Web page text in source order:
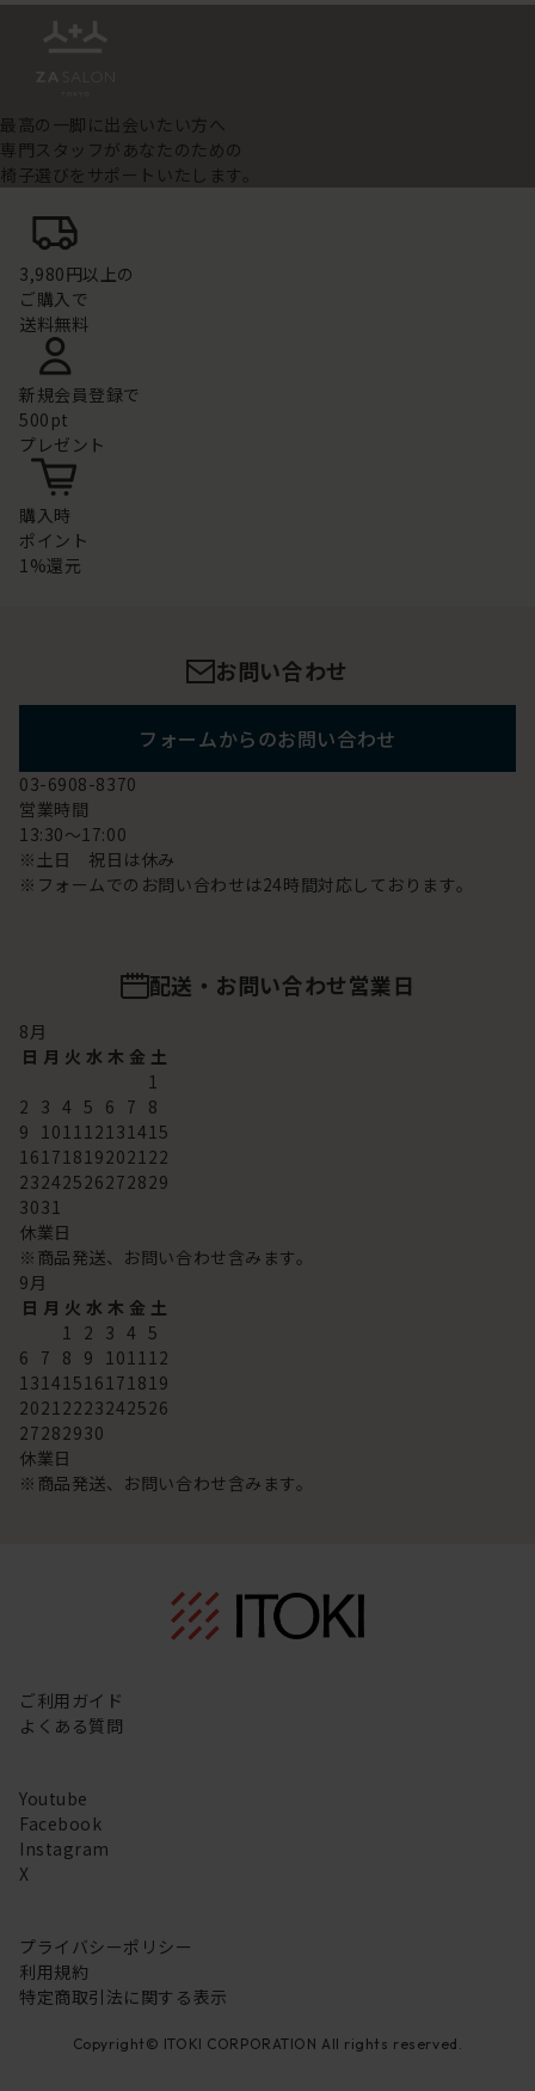
最高の一脚に出会いたい方へ
専門スタッフがあなたのための
椅子選びをサポートいたします。
3,980円以上の
ご購入で
送料無料
新規会員登録で
500pt
プレゼント
購入時
ポイント
1%還元
お問い合わせ
フォームからのお問い合わせ
03-6908-8370
営業時間
13:30～17:00
※土日 祝日は休み
※フォームでのお問い合わせは24時間対応しております。
配送・お問い合わせ営業日
8月
日 月 火 水 木 金 土
1
2 3 4 5 6 7 8
9 101112131415
16171819202122
23242526272829
3031
休業日
※商品発送、お問い合わせ含みます。
9月
日 月 火 水 木 金 土
1 2 3 4 5
6 7 8 9 101112
13141516171819
20212223242526
27282930
休業日
※商品発送、お問い合わせ含みます。
ご利用ガイド
よくある質問
Youtube
Facebook
Instagram
X
プライバシーポリシー
利用規約
特定商取引法に関する表示
Copyright© ITOKI CORPORATION All rights reserved.